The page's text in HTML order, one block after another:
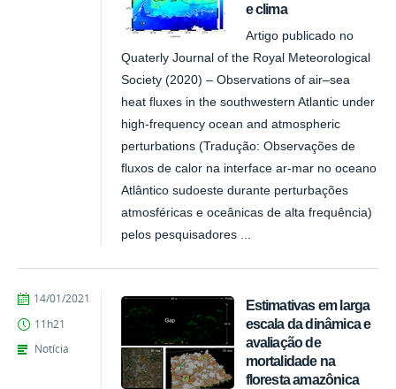
e clima
Artigo publicado no
Quaterly Journal of the Royal Meteorological
Society (2020) – Observations of air–sea
heat fluxes in the southwestern Atlantic under
high‐frequency ocean and atmospheric
perturbations (Tradução: Observações de
fluxos de calor na interface ar-mar no oceano
Atlântico sudoeste durante perturbações
atmosféricas e oceânicas de alta frequência)
pelos pesquisadores ...
Estimativas em larga
escala da dinâmica e
avaliação de
mortalidade na
floresta amazônica
publicado
14/01/2021
11h21
Notícia